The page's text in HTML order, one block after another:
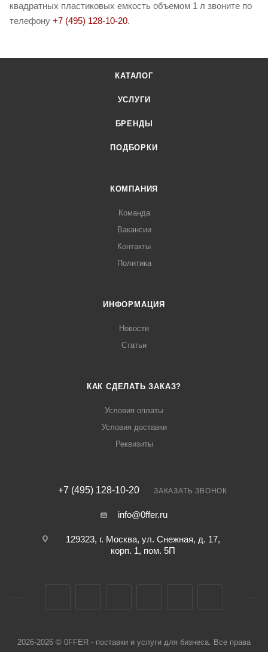
квадратных пластиковых емкость объемом 1 л звоните по
телефону +7 (495) 128-10-20.
КАТАЛОГ
УСЛУГИ
БРЕНДЫ
ПОДБОРКИ
КОМПАНИЯ
Команда
Вакансии
Контакты
Политика
ИНФОРМАЦИЯ
Новости
Статьи
КАК СДЕЛАТЬ ЗАКАЗ?
Условия оплаты
Условия доставки
Реквизиты
+7 (495) 128-10-20 ЗАКАЗАТЬ ЗВОНОК
info@0ffer.ru
129323, г. Москва, ул. Снежная, д. 17,
корп. 1, пом. 5П
2026-2026 © 0FFER - поставки и услуги для бизнеса. Все права